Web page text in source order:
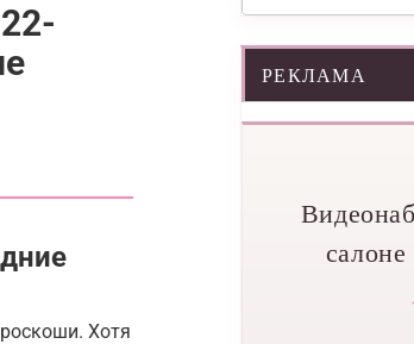
Хотя
РЕКЛАМА